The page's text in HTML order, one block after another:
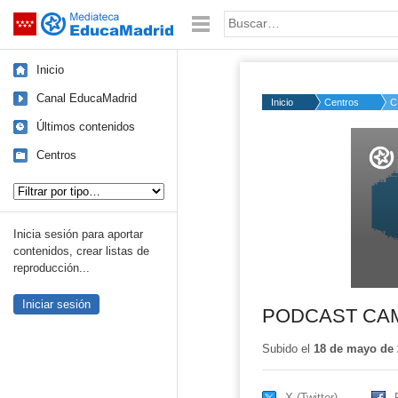
Saltar navegación Palabra o frase:
Inicio
Canal EducaMadrid
Últimos contenidos
Centros
Inicia sesión para aportar
contenidos, crear listas de
reproducción...
Iniciar sesión
Inicio Centros
50%
PODCAST
Subido el 18 de mayo de